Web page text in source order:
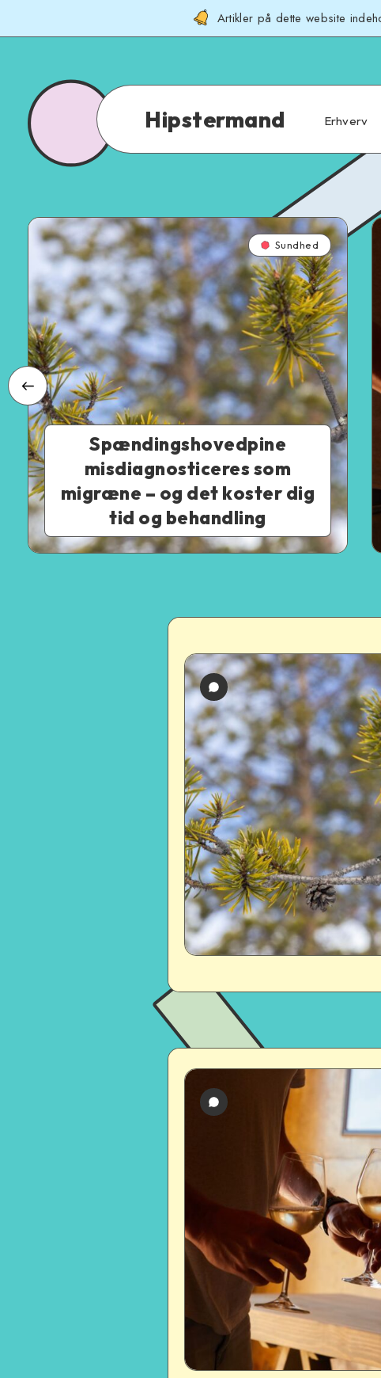
Artikler på dette website
Hipstermand Erhverv
Sundhed
Spændingshovedpine
misdiagnosticeres som
migræne – og det koster dig
tid og behandling